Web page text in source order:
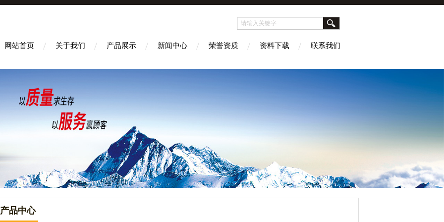
网站首页 关于我们 产品展示 新闻中心 荣誉资质 资料下载 联系我们
产品中心